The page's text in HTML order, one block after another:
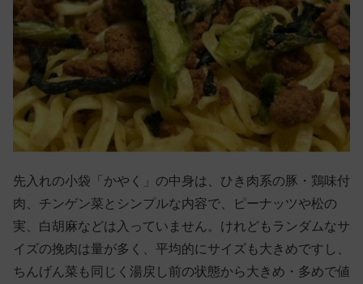
先入れの小袋「かやく」の中身は、ひき肉系の豚・鶏味付
肉、チンゲン菜とシンプルな内容で、ピーナッツや松の
実、白胡麻などは入っていません。けれどもランダムなサ
イズの挽肉は量が多く、平均的にサイズも大きめですし、
ちんげん菜も同じく湯戻し前の状態から大きめ・多めで値